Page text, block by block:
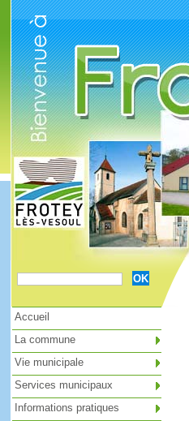
Accueil
La commune
Vie municipale
Services municipaux
Informations pratiques
Cookies management panel